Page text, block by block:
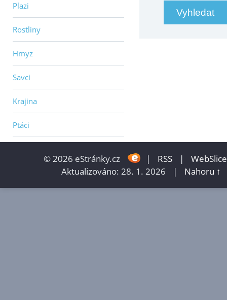
Plazi
Rostliny
Hmyz
Savci
Krajina
Ptáci
© 2026 eStránky.cz | RSS |
WebSlice
Aktualizováno: 28. 1. 2026
| Nahoru ↑